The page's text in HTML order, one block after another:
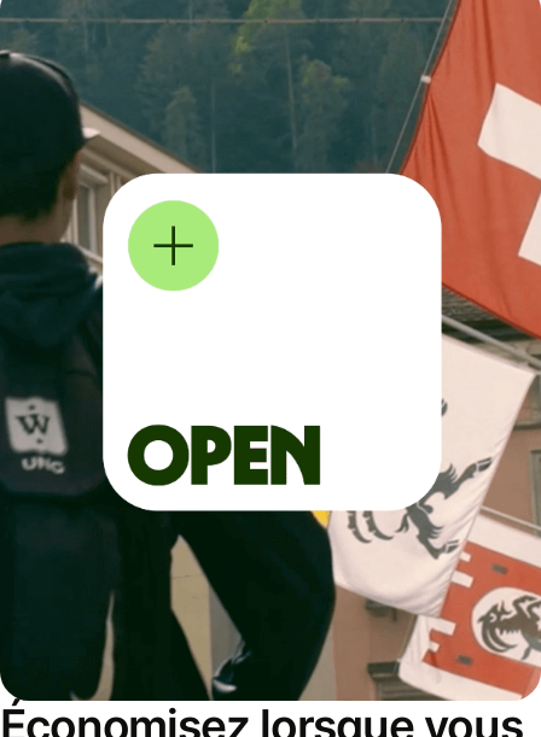
Économisez lorsque vous